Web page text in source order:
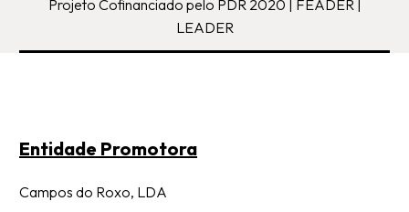
Projeto Cofinanciado pelo PDR 2020 | FEADER |
LEADER
Entidade Promotora
Campos do Roxo, LDA